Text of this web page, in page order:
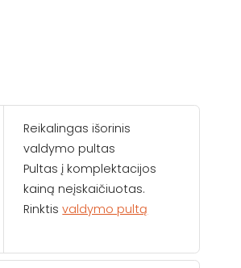
Reikalingas išorinis
valdymo pultas
Pultas į komplektacijos
kainą neįskaičiuotas.
Rinktisvaldymo pultą